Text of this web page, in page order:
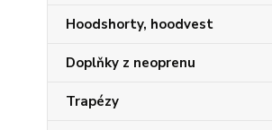
Hoodshorty, hoodvest
Doplňky z neoprenu
Trapézy